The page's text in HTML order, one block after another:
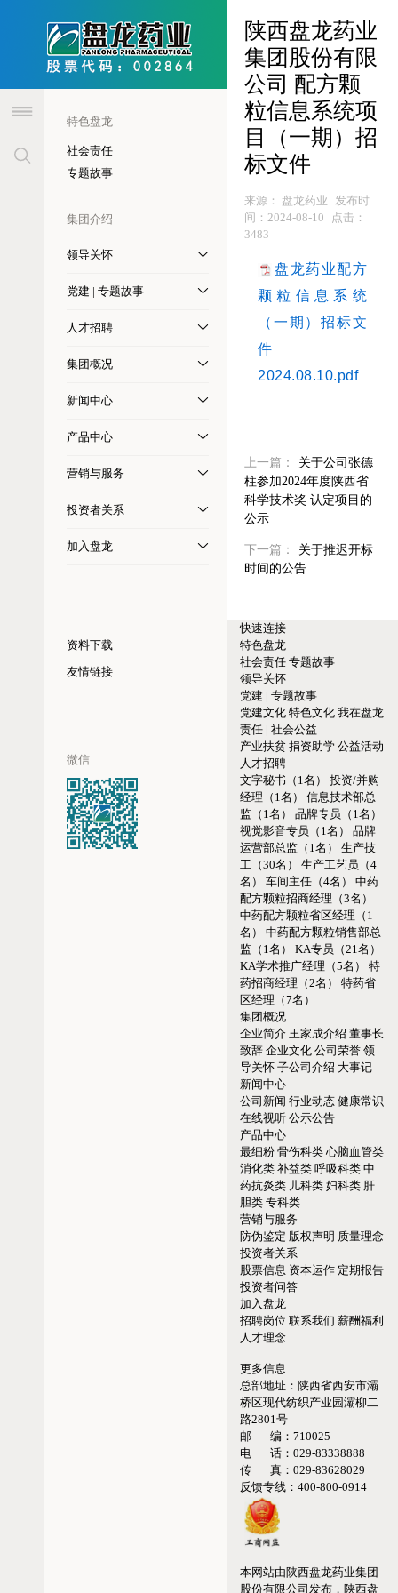
特色盘龙
社会责任
专题故事
集团介绍
领导关怀
党建 | 专题故事
人才招聘
集团概况
新闻中心
产品中心
营销与服务
投资者关系
加入盘龙
资料下载
友情链接
微信
陕西盘龙药业
集团股份有限
公司 配方颗
粒信息系统项
目（一期）招
标文件
来源： 盘龙药业 发布时
间： 2024-08-10
点击：
3483
盘龙药业配方
颗粒信息系统
（一期）招标文
件
2024.08.10.pdf
上一篇：
关于公司张德
柱参加2024年度陕西省
科学技术奖 认定项目的
公示
下一篇：
关于推迟开标
时间的公告
快速连接
特色盘龙
社会责任 专题故事
领导关怀
党建 | 专题故事
党建文化 特色文化 我在盘龙
责任 | 社会公益
产业扶贫 捐资助学 公益活动
人才招聘
文字秘书（1名）
投资/并购
经理（1名）
信息技术部总
监（1名）
品牌专员（1名）
视觉影音专员（1名）
品牌
运营部总监（1名）
生产技
工（30名）
生产工艺员（4
名）
车间主任（4名）
中药
配方颗粒招商经理（3名）
中药配方颗粒省区经理（1
名）
中药配方颗粒销售部总
监（1名）
KA专员（21名）
KA学术推广经理（5名）
特
药招商经理（2名）
特药省
区经理（7名）
集团概况
企业简介 王家成介绍 董事长
致辞 企业文化 公司荣誉 领
导关怀 子公司介绍 大事记
新闻中心
公司新闻 行业动态 健康常识
在线视听 公示公告
产品中心
最细粉 骨伤科类 心脑血管类
消化类 补益类 呼吸科类 中
药抗炎类 儿科类 妇科类 肝
胆类 专科类
营销与服务
防伪鉴定 版权声明 质量理念
投资者关系
股票信息 资本运作 定期报告
投资者问答
加入盘龙
招聘岗位 联系我们 薪酬福利
人才理念
更多信息
总部地址： 陕西省西安市灞
桥区现代纺织产业园灞柳二
路2801号
邮 编： 710025
电 话： 029-83338888
传 真： 029-83628029
反馈专线： 400-800-0914
本网站由陕西盘龙药业集团
股份有限公司发布，陕西盘